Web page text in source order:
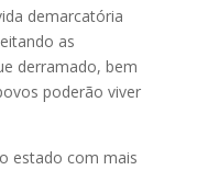
demarcatória
as
derramado, bem
poderão viver
estado com mais